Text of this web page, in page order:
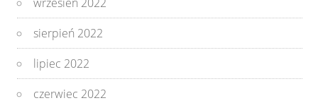
sierpień 2022
lipiec 2022
czerwiec 2022